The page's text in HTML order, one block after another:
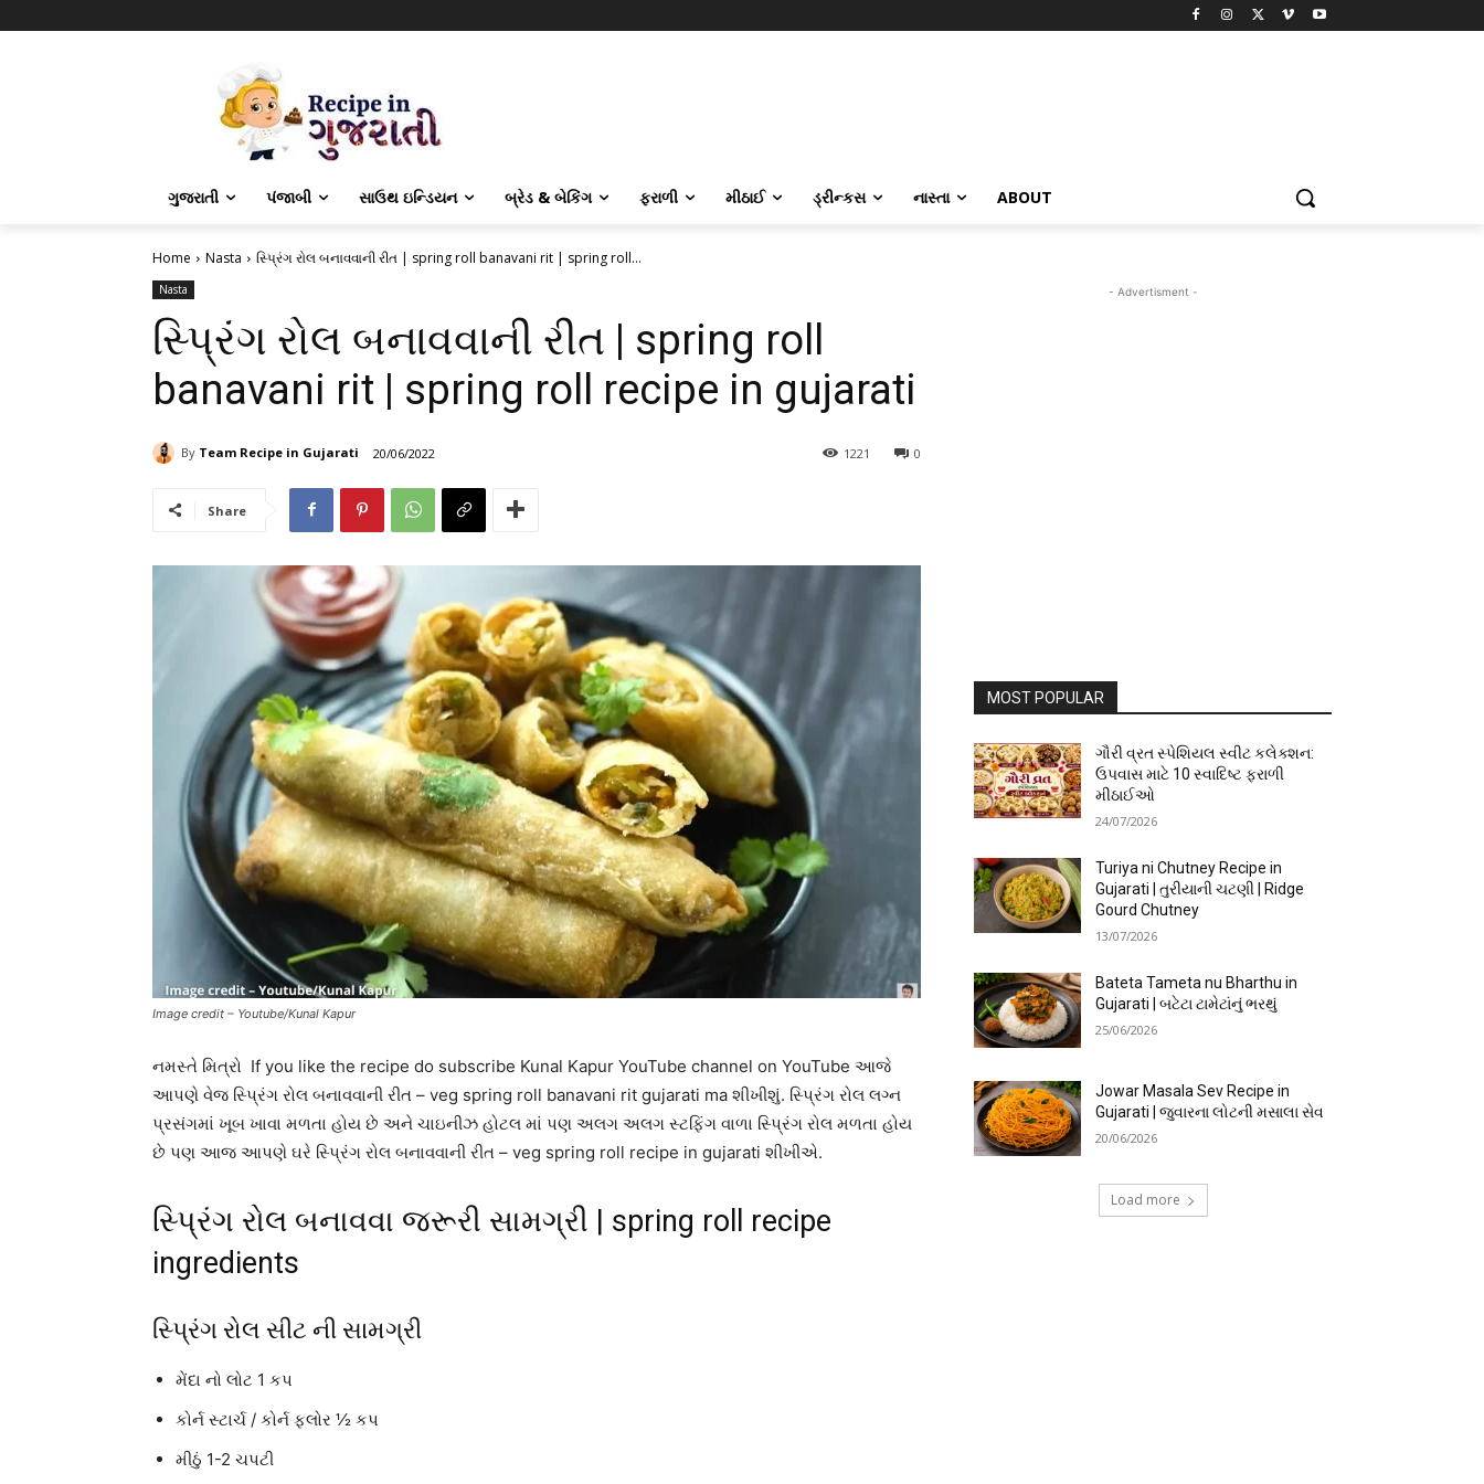
ગુજરાતી પંજાબી સાઉથ ઇન્ડિયન બ્રેડ & બેકિંગ ફરાળી મીઠાઈ ડ્રીન્કસ નાસ્તા ABOUT
Home Nasta સ્પ્રિંગ રોલ બનાવવાની રીત | spring roll banavani rit | spring roll...
Nasta
સ્પ્રિંગ રોલ બનાવવાની રીત | spring roll
banavani rit | spring roll recipe in gujarati
By Team Recipe in Gujarati 20/06/2022 0
1221
Share
Image credit – Youtube/Kunal Kapur
નમસ્તે મિત્રો If you like the recipe do subscribe Kunal Kapur YouTube channel on YouTube આજે
આપણે વેજ સ્પ્રિંગ રોલ બનાવવાની રીત – veg spring roll banavani rit gujarati ma શીખીશું. સ્પ્રિંગ રોલ લગ્ન
પ્રસંગમાં ખૂબ ખાવા મળતા હોય છે અને ચાઇનીઝ હોટલ માં પણ અલગ અલગ સ્ટફિંગ વાળા સ્પ્રિંગ રોલ મળતા હોય
છે પણ આજ આપણે ઘરે સ્પ્રિંગ રોલ બનાવવાની રીત – veg spring roll recipe in gujarati શીખીએ.
સ્પ્રિંગ રોલ બનાવવા જરૂરી સામગ્રી | spring roll recipe
ingredients
સ્પ્રિંગ રોલ સીટ ની સામગ્રી
મેંદા નો લોટ 1 કપ
કોર્ન સ્ટાર્ચ / કોર્ન ફ્લોર ½ કપ
મીઠું 1-2 ચપટી
- Advertisment -
MOST POPULAR
ગૌરી વ્રત સ્પેશિયલ સ્વીટ કલેક્શન:
ઉપવાસ માટે 10 સ્વાદિષ્ટ ફરાળી
મીઠાઈઓ
24/07/2026
Turiya ni Chutney Recipe in
Gujarati | તુરીયાની ચટણી | Ridge
Gourd Chutney
13/07/2026
Bateta Tameta nu Bharthu in
Gujarati | બટેટા ટામેટાંનું ભરથું
25/06/2026
Jowar Masala Sev Recipe in
Gujarati | જુવારના લોટની મસાલા સેવ
20/06/2026
Load more